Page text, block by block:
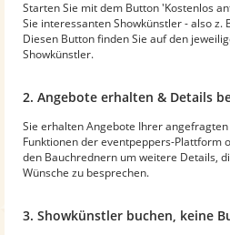
Starten Sie mit dem Button 'Kostenlos
Sie interessanten Showkünstler - also z.
Diesen Button finden Sie auf den
Showkünstler.
2. Angebote erhalten & Details
Sie erhalten Angebote Ihrer
Funktionen der eventpeppers-Plattform
den Bauchrednern um weitere Details,
Wünsche zu besprechen.
3. Showkünstler buchen, keine